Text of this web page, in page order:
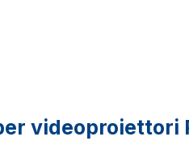
videoproiettori